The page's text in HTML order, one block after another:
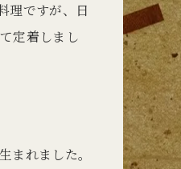
理ですが、日
定着しまし
れました。